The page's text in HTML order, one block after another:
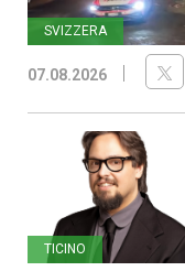
SVIZZERA
07.08.2026
TICINO